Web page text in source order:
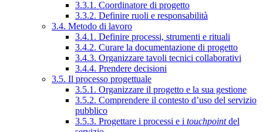
3.3.1. Coordinatore di progetto
3.3.2. Definire ruoli e responsabilità
3.4. Metodo di lavoro
3.4.1. Definire processi, strumenti e rituali
3.4.2. Curare la documentazione di progetto
3.4.3. Organizzare tavoli tecnici collaborativi
3.4.4. Prendere decisioni
3.5. Il processo progettuale
3.5.1. Organizzare il progetto e la sua gestione
3.5.2. Comprendere il contesto d’uso del servizio
pubblico
3.5.3. Progettare i processi e i touchpointdel